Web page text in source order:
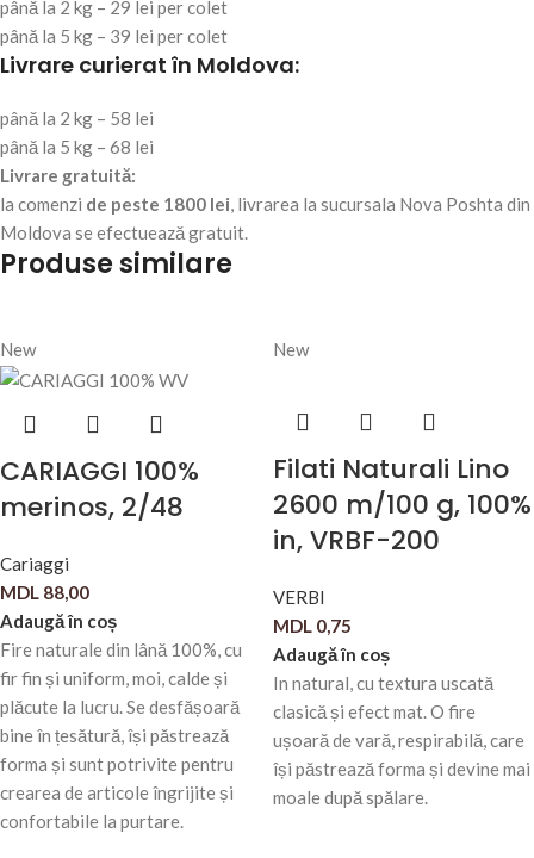
până la 2 kg – 29 lei per colet
până la 5 kg – 39 lei per colet
Livrare curierat în Moldova:
până la 2 kg – 58 lei
până la 5 kg – 68 lei
Livrare gratuită:
la comenzi de peste 1800 lei, livrarea la sucursala Nova Poshta din
Moldova se efectuează gratuit.
Produse similare
New
CARIAGGI 100%
merinos, 2/48
Cariaggi
MDL 88,00
Adaugă în coș
Fire naturale din lână 100%, cu
fir fin și uniform, moi, calde și
plăcute la lucru. Se desfășoară
bine în țesătură, își păstrează
forma și sunt potrivite pentru
crearea de articole îngrijite și
confortabile la purtare.
New
Filati Naturali Lino
2600 m/100 g, 100%
in, VRBF-200
VERBI
MDL 0,75
Adaugă în coș
In natural, cu textura uscată
clasică și efect mat. O fire
ușoară de vară, respirabilă, care
își păstrează forma și devine mai
moale după spălare.